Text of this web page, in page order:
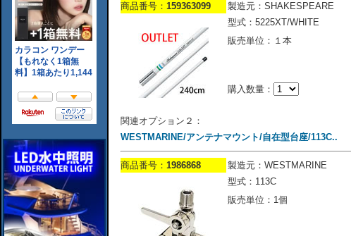
商品番号： 159363099 製造元：SHAKESPEARE
型式：5225XT/WHITE
販売単位：１本
購入数量：
関連オプション２：
WESTMARINE/アンテナマウント/自在型台座/113C..
商品番号： 1986868 製造元：WESTMARINE
型式：113C
販売単位：1個